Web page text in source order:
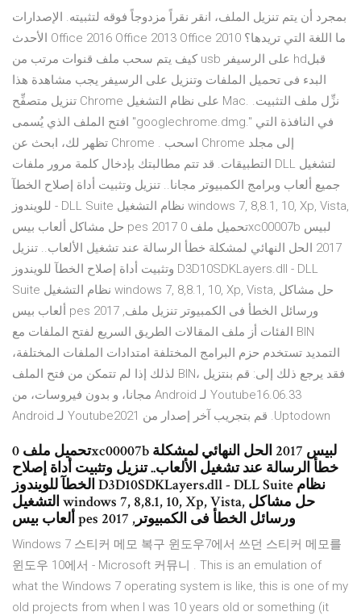
بمجرد أن يتم تنزيل الملف، انقر نقراً مزدوجاً فوقه لتثبيته. الإصدارات
الأحدث Office 2016 Office 2013 Office 2010 ما اللغة التي تريدها؟
كيف يتم سحب ملف قنوات مرتب من usb على الرسيفر hdقبل
البدء فى تحميل الملفات وتنزيل على الرسيفر يجب مشاهدة هذا
تنزيل متصفِّح Chrome على نظام التشغيل Mac. نزِّل ملف التثبيت.
افتح الملف الذي يُسمى "googlechrome.dmg." في النافذة التي
تظهر لك، ابحث عن Chrome . اسحب Chrome إلى مجلد
التطبيقات. قد تتم مطالبتك بإدخال كلمة مرور ملفات DLL لتشغيل
جميع ألعاب وبرامج الكمبيوتر مجانا.. تنزيل وتثبيت أداة إصلاح الخطآ
للويندوز - DLL Suite نظام التشغيل windows 7, 8,8.1, 10, Xp, Vista,
حل مشاكل ألعاب بيس pes 2017 تحميل ملف 0xc00007b لبيس
2017 الحل النهائي لمشكلة خطأ الرسالة عند تشغيل الألعاب.. تنزيل
وتثبيت أداة إصلاح الخطآ للويندوز D3D10SDKLayers.dll - DLL
Suite نظام التشغيل windows 7, 8,8.1, 10, Xp, Vista, حل مشاكل
ألعاب بيس pes 2017 ,ورسائل الخطأ فى الكمبيوتر تنزيل ملف
الفئات أز ملف المقالات الطريق السريع لفتح الملفات مع BIN
التمديد تستخدم حزم البرامج المختلفة امتدادات الملفات المختلفة،
لذلك إذا لم تتمكن من فتح الملف BIN، فقد يرجع ذلك إلى: ‫قم بنتزيل
Youtube16.06.33 لـ Android مجانا، و بدون فيروسات، من
Uptodown. قم بتجريب آخر إصدار من Youtube2021 لـ Android
تحميل ملف 0xc00007b لبيس 2017 الحل النهائي لمشكلة
خطأ الرسالة عند تشغيل الألعاب.. تنزيل وتثبيت أداة إصلاح
الخطآ للويندوز D3D10SDKLayers.dll - DLL Suite نظام
التشغيل windows 7, 8,8.1, 10, Xp, Vista, حل مشاكل
ألعاب بيس pes 2017 ,ورسائل الخطأ فى الكمبيوتر
Windows 7 스티커 메모 복구 윈도우7에서 쓰던 스티커 메모를
윈도우 10에서 - Microsoft 커뮤니 . This is an emulation of
what the Windows 7 operating system is like, this is one of my
old projects from when I was 10 years old or something (it